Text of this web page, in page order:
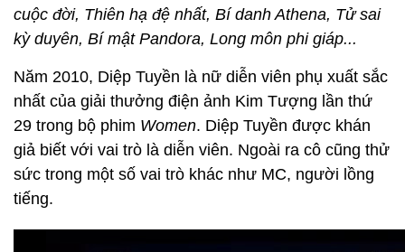
cuộc đời, Thiên hạ đệ nhất, Bí danh Athena, Tử sai
kỳ duyên, Bí mật Pandora, Long môn phi giáp...
Năm 2010, Diệp Tuyền là nữ diễn viên phụ xuất sắc
nhất của giải thưởng điện ảnh Kim Tượng lần thứ
29 trong bộ phim Women. Diệp Tuyền được khán
giả biết với vai trò là diễn viên. Ngoài ra cô cũng thử
sức trong một số vai trò khác như MC, người lồng
tiếng.